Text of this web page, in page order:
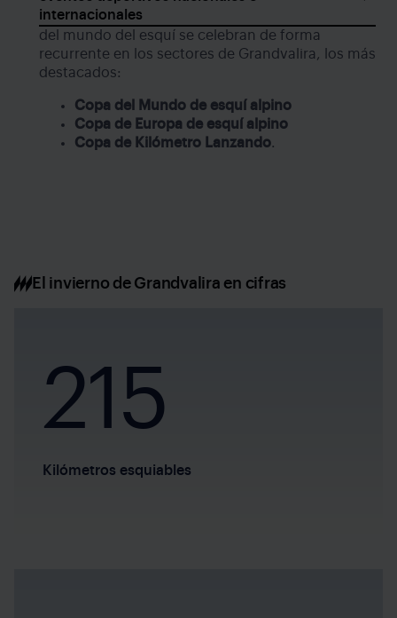
internacionales
del mundo del esquí se celebran de forma
recurrente en los sectores de Grandvalira, los más
destacados:
Copa del Mundo de esquí alpino
Copa de Europa de esquí alpino
Copa de Kilómetro Lanzando.
El invierno de Grandvalira en cifras
215
Kilómetros esquiables